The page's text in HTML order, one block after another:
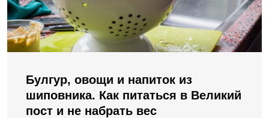
Булгур, овощи и напиток из
шиповника. Как питаться в Великий
пост и не набрать вес